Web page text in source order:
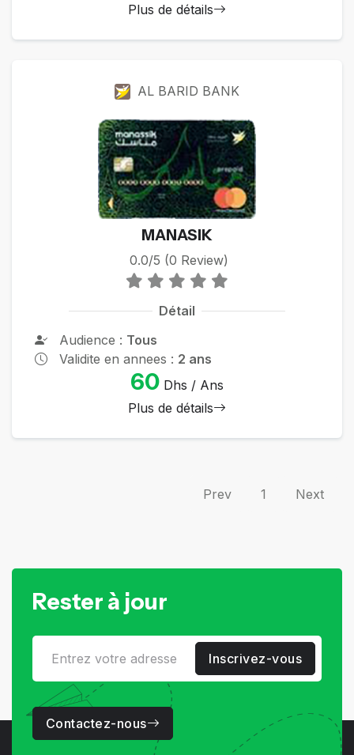
Plus de détails
AL BARID BANK
MANASIK
0.0/5 (0 Review)
Détail
Audience : Tous
Validite en annees : 2 ans
60 Dhs / Ans
Plus de détails
Prev 1 Next
Rester à jour
Inscrivez-vous
Contactez-nous